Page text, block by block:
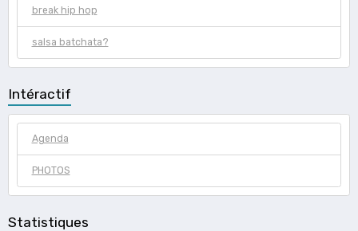
break hip hop
salsa batchata?
Intéractif
Agenda
PHOTOS
Statistiques